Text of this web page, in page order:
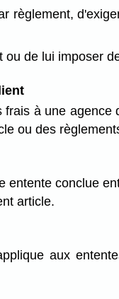
règlement,
ou de lui imposer
frais à une
ou des
entente conclue
article.
aux